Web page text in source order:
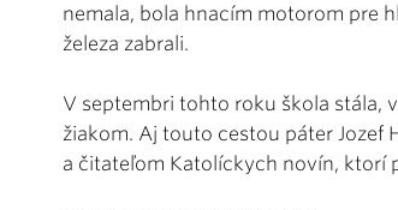
nemala, bola hnacím motorom pre
železa zabrali.
V septembri tohto roku škola stála,
žiakom. Aj touto cestou páter Jozef
a čitateľom Katolíckych novín, ktorí